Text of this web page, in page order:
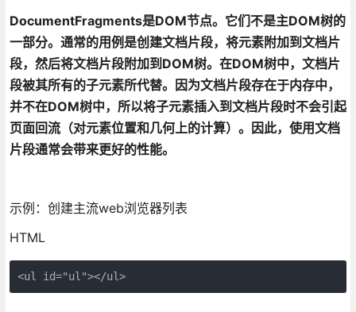
DocumentFragments是DOM节点。它们不是主DOM树的
一部分。通常的用例是创建文档片段，将元素附加到文档片
段，然后将文档片段附加到DOM树。在DOM树中，文档片
段被其所有的子元素所代替。因为文档片段存在于内存中，
并不在DOM树中，所以将子元素插入到文档片段时不会引起
页面回流（对元素位置和几何上的计算）。因此，使用文档
片段通常会带来更好的性能。
示例：创建主流web浏览器列表
HTML
<ul id="ul"></ul>